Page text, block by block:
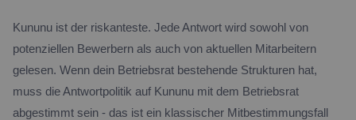
Kununu ist der riskanteste. Jede Antwort wird sowohl von
potenziellen Bewerbern als auch von aktuellen Mitarbeitern
gelesen. Wenn dein Betriebsrat bestehende Strukturen hat,
muss die Antwortpolitik auf Kununu mit dem Betriebsrat
abgestimmt sein - das ist ein klassischer Mitbestimmungsfall